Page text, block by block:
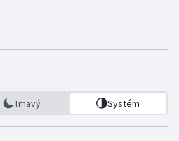
Tmavý Systém